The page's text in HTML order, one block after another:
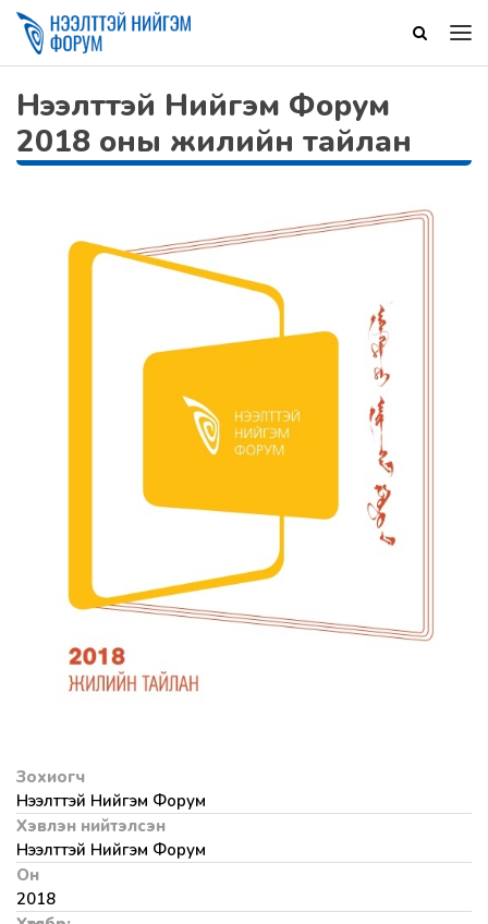
Нээлттэй Нийгэм Форум
2018 оны жилийн тайлан
Зохиогч
Нээлттэй Нийгэм Форум
Хэвлэн нийтэлсэн
Нээлттэй Нийгэм Форум
Он
2018